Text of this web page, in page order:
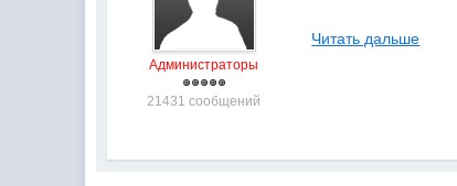
Администраторы
21431 сообщений
Читать дальше